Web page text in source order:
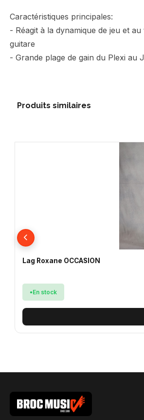
Caractéristiques principales:
- Réagit à la dynamique de jeu et
guitare
- Grande plage de gain du Plexi au
Produits similaires
Lag Roxane OCCASION
En stock